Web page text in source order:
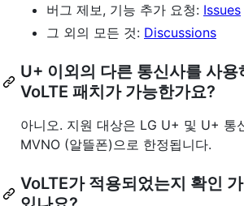
버그 제보, 기능 추가 요청: Issues
그 외의 모든 것: Discussions
U+ 이외의 다른 통신사를 사용
VoLTE 패치가 가능한가요?
아니오. 지원 대상은 LG U+ 및 U+ 통
MVNO (알뜰폰)으로 한정됩니다.
VoLTE가 적용되었는지 확인